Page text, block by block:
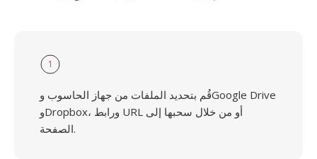
1
قُم بتحديد الملفات من جهاز الحاسوب وGoogle Drive
وDropbox، ورابط URL أو من خلال سحبها إلى
الصفحة.